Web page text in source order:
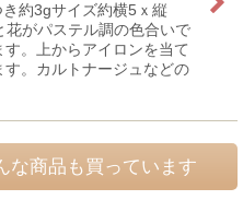
約3gサイズ約横5ｘ縦
花がパステル調の色合いで
。上からアイロンを当て
す。カルトナージュなどの
な商品も買っています